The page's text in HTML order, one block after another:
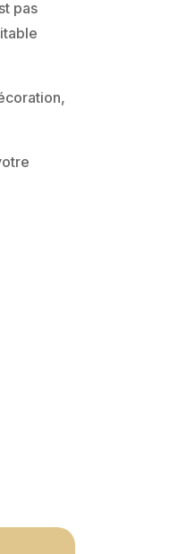
pas